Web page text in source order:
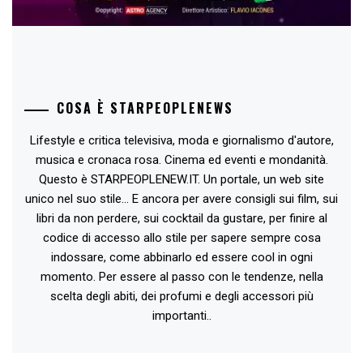
COSA È STARPEOPLENEWS
Lifestyle e critica televisiva, moda e giornalismo d'autore,
musica e cronaca rosa. Cinema ed eventi e mondanità.
Questo è STARPEOPLENEW.IT. Un portale, un web site
unico nel suo stile... E ancora per avere consigli sui film, sui
libri da non perdere, sui cocktail da gustare, per finire al
codice di accesso allo stile per sapere sempre cosa
indossare, come abbinarlo ed essere cool in ogni
momento. Per essere al passo con le tendenze, nella
scelta degli abiti, dei profumi e degli accessori più
importanti..